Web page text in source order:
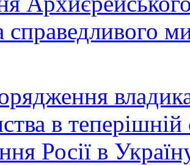
справедливого
в теперішній
Росії в